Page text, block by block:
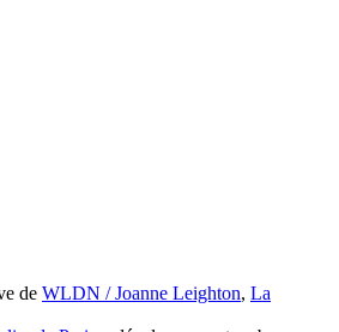
de WLDN / Joanne Leighton, La